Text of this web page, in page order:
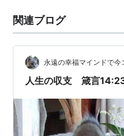
関連ブログ
永遠の幸福マインドで
人生の収支 箴言